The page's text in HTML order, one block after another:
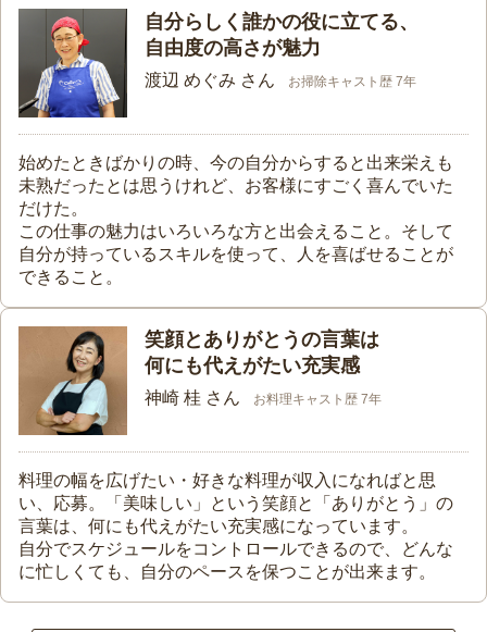
自分らしく誰かの役に立てる、
自由度の高さが魅力
渡辺 めぐみ さん お掃除キャスト歴 7年
始めたときばかりの時、今の自分からすると出来栄えも
未熟だったとは思うけれど、お客様にすごく喜んでいた
だけた。
この仕事の魅力はいろいろな方と出会えること。そして
自分が持っているスキルを使って、人を喜ばせることが
できること。
笑顔とありがとうの言葉は
何にも代えがたい充実感
神崎 桂 さん お料理キャスト歴 7年
料理の幅を広げたい・好きな料理が収入になればと思
い、応募。「美味しい」という笑顔と「ありがとう」の
言葉は、何にも代えがたい充実感になっています。
自分でスケジュールをコントロールできるので、どんな
に忙しくても、自分のペースを保つことが出来ます。